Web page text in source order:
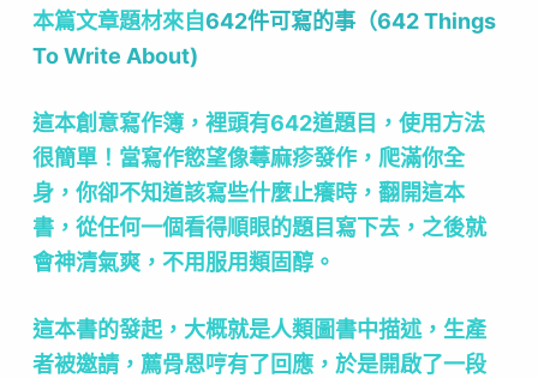
本篇文章題材來自642件可寫的事（642 Things
To Write About)
這本創意寫作簿，裡頭有642道題目，使用方法
很簡單！當寫作慾望像蕁麻疹發作，爬滿你全
身，你卻不知道該寫些什麼止癢時，翻開這本
書，從任何一個看得順眼的題目寫下去，之後就
會神清氣爽，不用服用類固醇。
這本書的發起，大概就是人類圖書中描述，生產
者被邀請，薦骨恩哼有了回應，於是開啟了一段